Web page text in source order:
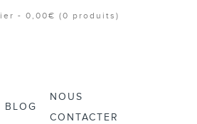
-0,00€ (0 produits)
BLOG
NOUS
CONTACTER